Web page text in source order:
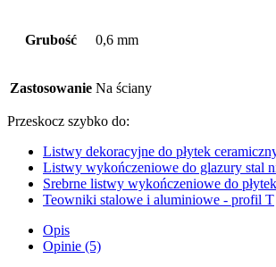
Grubość 0,6 mm
Zastosowanie Na ściany
Przeskocz szybko do:
Listwy dekoracyjne do płytek
Listwy wykończeniowe do glazury stal
Srebrne listwy wykończeniowe do płytek
Teowniki stalowe i aluminiowe - profil T
Opis
Opinie (5)